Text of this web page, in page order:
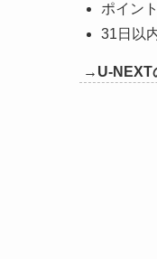
ポイン
31日以
→U-NEXT